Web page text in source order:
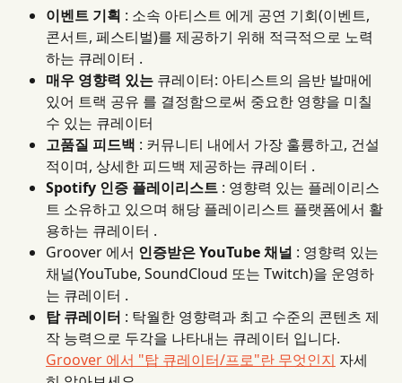
이벤트 기획 : 소속 아티스트 에게 공연 기회(이벤트,
콘서트, 페스티벌)를 제공하기 위해 적극적으로 노력
하는 큐레이터 .
매우 영향력 있는 큐레이터: 아티스트의 음반 발매에
있어 트랙 공유 를 결정함으로써 중요한 영향을 미칠
수 있는 큐레이터
고품질 피드백 : 커뮤니티 내에서 가장 훌륭하고, 건설
적이며, 상세한 피드백 제공하는 큐레이터 .
Spotify 인증 플레이리스트 : 영향력 있는 플레이리스
트 소유하고 있으며 해당 플레이리스트 플랫폼에서 활
용하는 큐레이터 .
Groover 에서 인증받은 YouTube 채널 : 영향력 있는
채널(YouTube, SoundCloud 또는 Twitch)을 운영하
는 큐레이터 .
탑 큐레이터 : 탁월한 영향력과 최고 수준의 콘텐츠 제
작 능력으로 두각을 나타내는 큐레이터 입니다.
Groover 에서 "탑 큐레이터/프로"란 무엇인지 자세